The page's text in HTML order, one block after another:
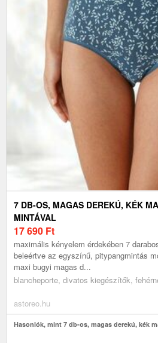
7 DB-OS, MAGAS DEREKÚ, KÉK
MINTÁVAL
17 690 Ft
maximális kényelem érdekében 7
beleértve az egyszínű, pitypangmintás
maxi bugyi magas d...
blancheporte, divatos kiegészítők,
astoreo.hu
Hasonlók, mint 7 db-os, magas derekú, kék